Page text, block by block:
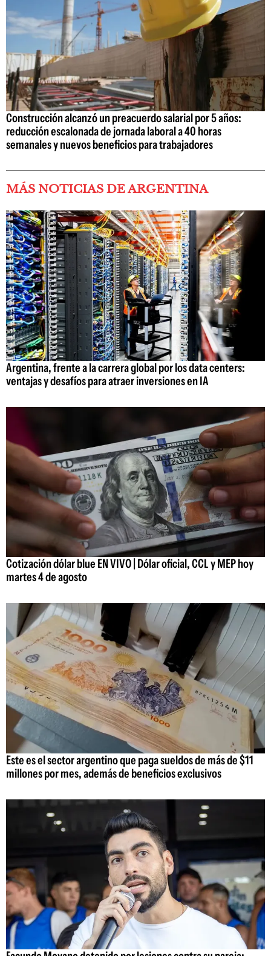
Construcción alcanzó un preacuerdo salarial por 5 años:
reducción escalonada de jornada laboral a 40 horas
semanales y nuevos beneficios para trabajadores
MÁS NOTICIAS DE ARGENTINA
Argentina, frente a la carrera global por los data centers:
ventajas y desafíos para atraer inversiones en IA
Cotización dólar blue EN VIVO | Dólar oficial, CCL y MEP hoy
martes 4 de agosto
Este es el sector argentino que paga sueldos de más de $11
millones por mes, además de beneficios exclusivos